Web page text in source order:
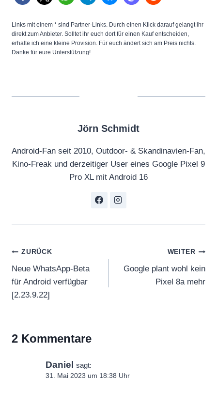
Links mit einem * sind Partner-Links. Durch einen Klick darauf gelangt ihr
direkt zum Anbieter. Solltet ihr euch dort für einen Kauf entscheiden,
erhalte ich eine kleine Provision. Für euch ändert sich am Preis nichts.
Danke für eure Unterstützung!
Jörn Schmidt
Android-Fan seit 2010, Outdoor- & Skandinavien-Fan,
Kino-Freak und derzeitiger User eines Google Pixel 9
Pro XL mit Android 16
Beitragsnavigation
ZURÜCK
Neue WhatsApp-Beta
für Android verfügbar
[2.23.9.22]
WEITER
Google plant wohl kein
Pixel 8a mehr
2 Kommentare
Daniel sagt:
31. Mai 2023 um 18:38 Uhr